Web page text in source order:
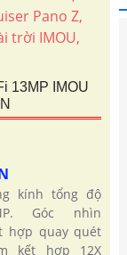
13MP IMOU
kính tổng độ
Góc nhìn
hợp quay quét
kết hợp 12X